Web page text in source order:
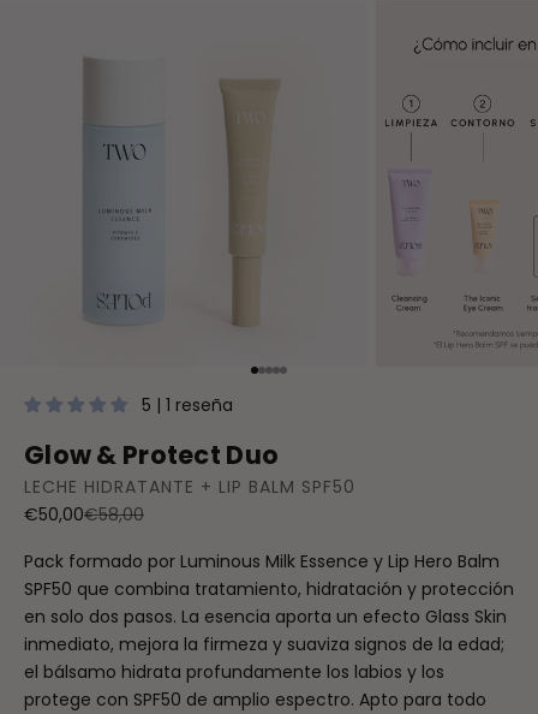
Ir al artículo 1
Ir al artículo 2
Ir al artículo 3
Ir al artículo 4
Ir al artículo 5
5 | 1 reseña
Glow & Protect Duo
LECHE HIDRATANTE + LIP BALM SPF50
Precio de oferta
€50,00Precio normal
€58,00
Pack formado por Luminous Milk Essence y Lip Hero Balm
SPF50 que combina tratamiento, hidratación y protección
en solo dos pasos. La esencia aporta un efecto Glass Skin
inmediato, mejora la firmeza y suaviza signos de la edad;
el bálsamo hidrata profundamente los labios y los
protege con SPF50 de amplio espectro. Apto para todo